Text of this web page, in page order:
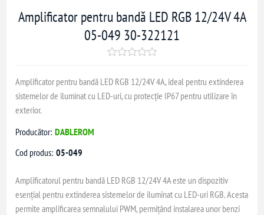
Amplificator pentru bandă LED RGB 12/24V 4A
05-049 30-322121
Amplificator pentru bandă LED RGB 12/24V 4A, ideal pentru extinderea
sistemelor de iluminat cu LED-uri, cu protecție IP67 pentru utilizare în
exterior.
Producător: DABLEROM
Cod produs: 05-049
Amplificatorul pentru bandă LED RGB 12/24V 4A este un dispozitiv
esențial pentru extinderea sistemelor de iluminat cu LED-uri RGB. Acesta
permite amplificarea semnalului PWM, permițând instalarea unor benzi